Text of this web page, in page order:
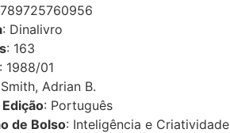
: Dinalivro
: 163
: 1988/01
Adrian B.
: Português
de Bolso: Inteligência e Criatividade